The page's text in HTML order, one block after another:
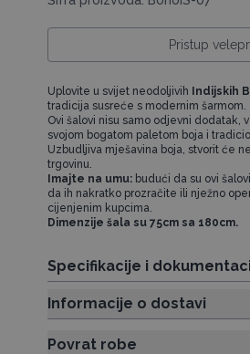
Pristup
Uplovite u svijet neodoljivih Indijskih
tradicija susreće s modernim šarmom.
Ovi šalovi nisu samo odjevni dodatak,
svojom bogatom paletom boja i
Uzbudljiva mješavina boja, stvorit će
trgovinu.
Imajte na umu:budući da su ovi
da ih nakratko prozračite ili nježno
cijenjenim kupcima.
Dimenzije šala su 75cm sa 180cm.
Specifikacije i
Informacije o dostavi
Povrat robe